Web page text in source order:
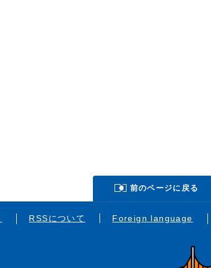
前のページに戻る
RSSについて Foreign language